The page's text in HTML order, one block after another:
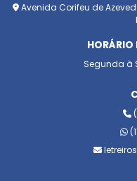
Avenida Corifeu de
Segunda à